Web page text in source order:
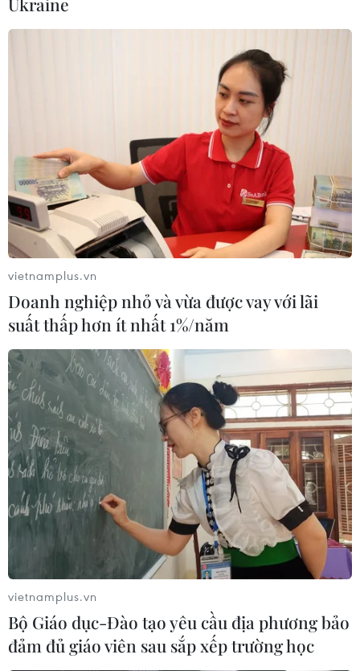
Tỉnh Ủy Điện Biên
Tại Đại hội Đảng bộ tỉnh Điện Biên lần thứ XIII, ông Trần
Văn Sơn, Phó Bí thư thường trực Tỉnh ủy được bầu làm
Bí thư TW Đảng: Không để xảy ra tình
trạng bản trắng đảng viên
13/04/2018 14:24
Ông Nguyễn Xuân Thắng, Bí thư Trung ương Đảng, Chủ
tịch Hội đồng Lý luận Trung ương yêu cầu Điện Biên cần
tập trung công tác phát triển đảng, không để xảy ra tình
trạng bản trắng đảng viên.
vietnamplus.vn
Doanh nghiệp nhỏ và vừa được vay với lãi
suất thấp hơn ít nhất 1%/năm
vietnamplus.vn
Bộ Giáo dục-Đào tạo yêu cầu địa phương bảo
đảm đủ giáo viên sau sắp xếp trường học